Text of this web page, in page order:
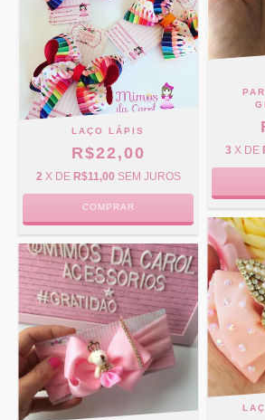
LAÇO LÁPIS
R$22,00
2 X DE R$11,00 SEM JUROS
COMPRAR
3 X DE